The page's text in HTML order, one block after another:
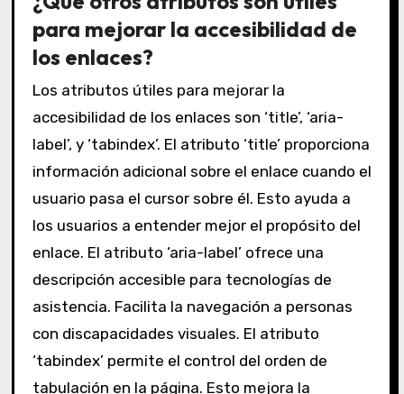
para mejorar la accesibilidad de
los enlaces?
Los atributos útiles para mejorar la
accesibilidad de los enlaces son ‘title’, ‘aria-
label’, y ‘tabindex’. El atributo ‘title’ proporciona
información adicional sobre el enlace cuando el
usuario pasa el cursor sobre él. Esto ayuda a
los usuarios a entender mejor el propósito del
enlace. El atributo ‘aria-label’ ofrece una
descripción accesible para tecnologías de
asistencia. Facilita la navegación a personas
con discapacidades visuales. El atributo
‘tabindex’ permite el control del orden de
tabulación en la página. Esto mejora la